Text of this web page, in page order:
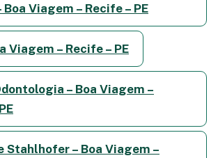
Viagem – Recife – PE
Viagem – Recife – PE
– Boa Viagem –
Stahlhofer – Boa Viagem –